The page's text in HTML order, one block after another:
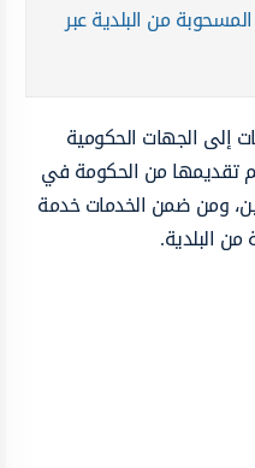
من البلدية عبر
إلى الجهات الحكومية
تقديمها من الحكومة في
ومن ضمن الخدمات خدمة
البلدية.